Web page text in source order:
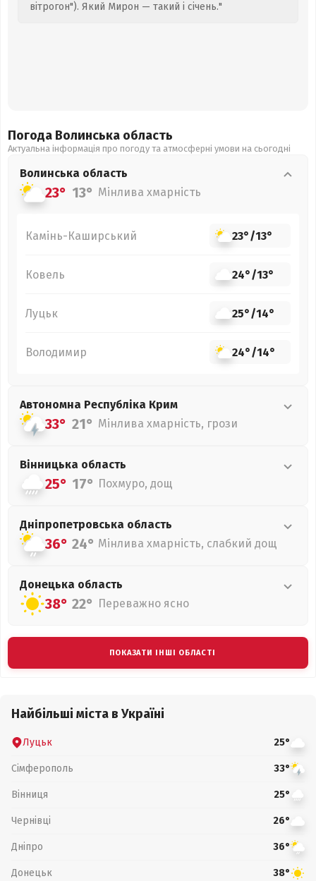
вітрогон"). Який Мирон — такий і січень."
Погода Волинська область
Актуальна інформація про погоду та атмосферні умови на сьогодні
Волинська область
23° 13° Мінлива хмарність
Камінь-Каширський 23°/13°
Ковель 24°/13°
Луцьк 25°/14°
Володимир 24°/14°
Автономна Республіка Крим
33° 21° Мінлива хмарність, грози
Вінницька область
25° 17° Похмуро, дощ
Дніпропетровська область
36° 24° Мінлива хмарність, слабкий дощ
Донецька область
38° 22° Переважно ясно
ПОКАЗАТИ ІНШІ ОБЛАСТІ
Найбільші міста в Україні
Луцьк 25°
Сімферополь 33°
Вінниця 25°
Чернівці 26°
Дніпро 36°
Донецьк 38°